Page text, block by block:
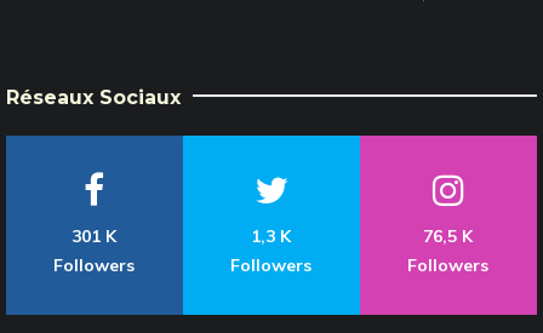
Réseaux Sociaux
301 K
Followers
1,3 K
Followers
76,5 K
Followers